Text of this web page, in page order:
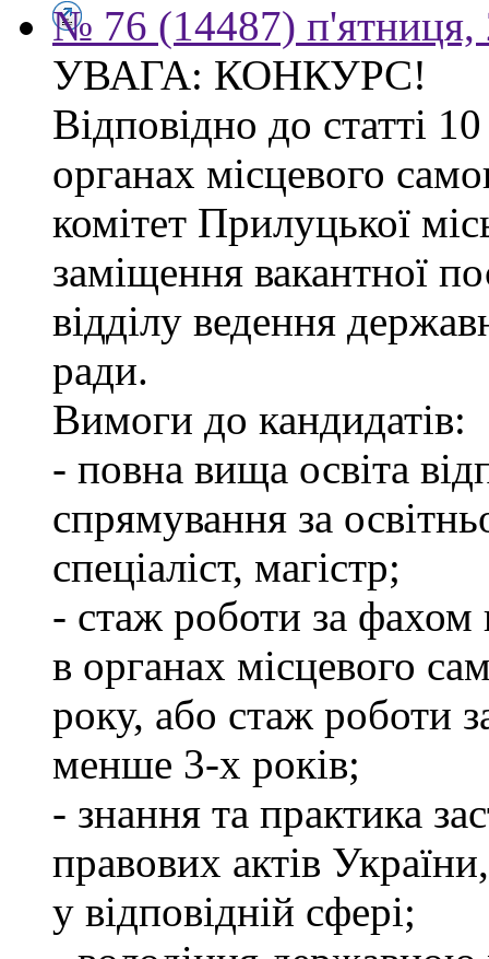
№ 76 (14487) п'ятниця,
УВАГА: КОНКУРС!
Відповідно до статті
органах місцевого
комітет Прилуцької
заміщення вакантної
відділу ведення
ради.
Вимоги до кандидатів:
- повна вища освіта
спрямування за
спеціаліст, магістр;
- стаж роботи за фахом
в органах місцевого
року, або стаж роботи
менше 3-х років;
- знання та практика
правових актів
у відповідній сфері;